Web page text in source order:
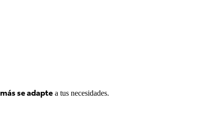
más se adapte a tus necesidades.